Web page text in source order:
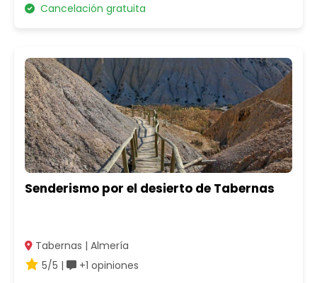
Cancelación gratuita
Senderismo por el desierto de Tabernas
Tabernas | Almería
5/5 |
+1 opiniones